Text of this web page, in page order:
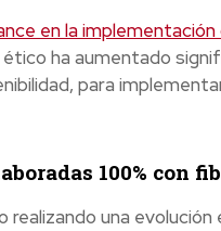
en la
ha aumentado
para
100% con
realizando una